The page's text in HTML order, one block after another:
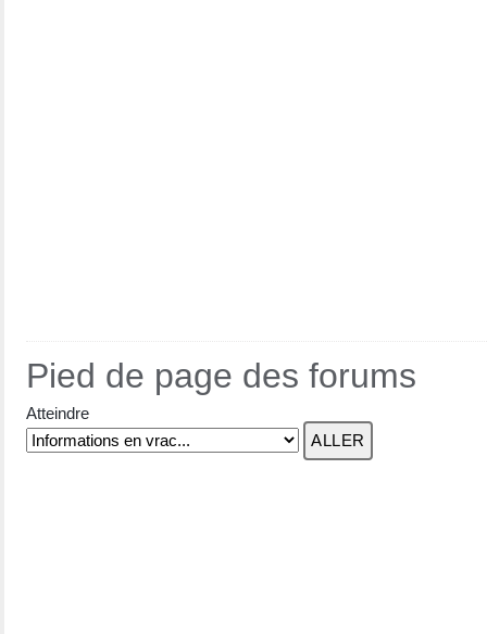
Pied de page des forums
Atteindre